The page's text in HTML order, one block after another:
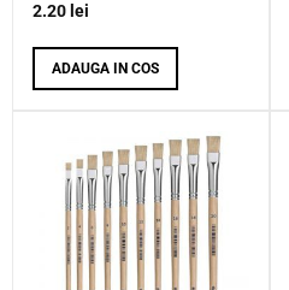
2.20 lei
ADAUGA IN COS